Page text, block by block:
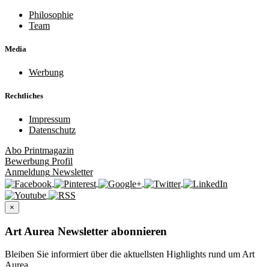
Philosophie
Team
Media
Werbung
Rechtliches
Impressum
Datenschutz
Abo Printmagazin
Bewerbung Profil
Anmeldung Newsletter
×
Art Aurea Newsletter abonnieren
Bleiben Sie informiert über die aktuellsten Highlights rund um Art